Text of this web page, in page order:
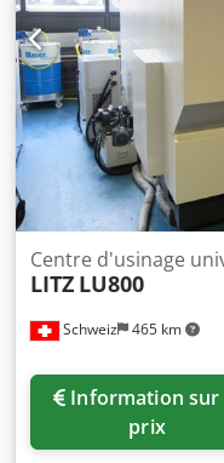
Schweiz 465 km
Centre d'usinage
LITZ LU800
prix